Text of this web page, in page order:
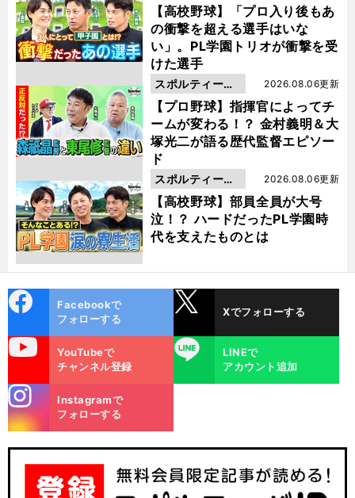
【高校野球】「プロ入り後もあ
の衝撃を超える選手はいな
い」。PL学園トリオが衝撃を受
けた選手
動画
【プロ野球】指揮官によってチ
ームが変わる！？ 金村義明＆大
塚光二が語る歴代監督エピソー
ド
2026.08.06更新
スポルティーバ
動画
【高校野球】部員全員が大号
泣！？ ハードだったPL学園時
代を支えたものとは
2026.08.06更新
スポルティーバ
動画
ok
Facebookで
フォローする
Xでフォローする
YouTubeで
チャンネル登録
LINE
LINEで
アカウント追加
m
Instagramで
フォローする